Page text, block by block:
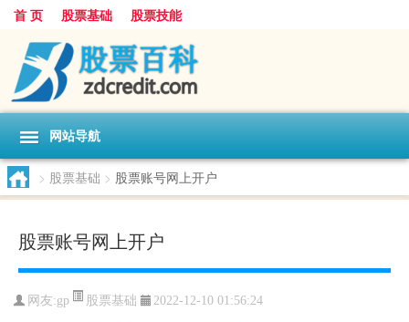
首 页 股票基础 股票技能
网站导航
> 股票基础 > 股票账号网上开户
股票账号网上开户
网友:gp 股票基础 2022-12-10 01:56:24